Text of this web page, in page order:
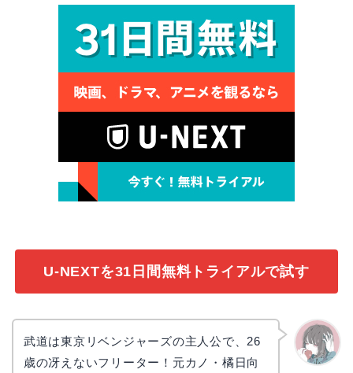
U-NEXTを31日間無料トライアルで試す
武道は東京リベンジャーズの主人公で、26
歳の冴えないフリーター！元カノ・橘日向